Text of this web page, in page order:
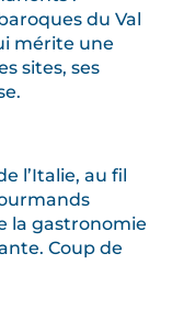
du Val
mérite une
sites, ses
l’Italie, au fil
la gastronomie
Coup de